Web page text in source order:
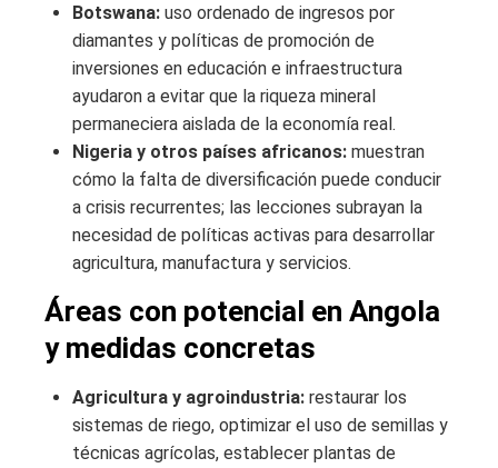
Botswana: uso ordenado de ingresos por
diamantes y políticas de promoción de
inversiones en educación e infraestructura
ayudaron a evitar que la riqueza mineral
permaneciera aislada de la economía real.
Nigeria y otros países africanos: muestran
cómo la falta de diversificación puede conducir
a crisis recurrentes; las lecciones subrayan la
necesidad de políticas activas para desarrollar
agricultura, manufactura y servicios.
Áreas con potencial en Angola
y medidas concretas
Agricultura y agroindustria: restaurar los
sistemas de riego, optimizar el uso de semillas y
técnicas agrícolas, establecer plantas de